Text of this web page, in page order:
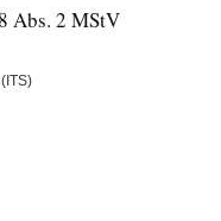
Abs. 2 MStV